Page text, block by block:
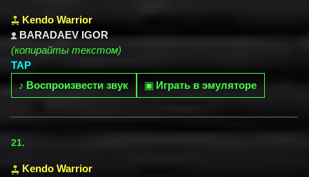
Kendo Warrior
BARADAEV IGOR
(копирайты текстом)
TAP
♪Воспроизвести звук ▣ Играть в эмуляторе
21.
Kendo Warrior